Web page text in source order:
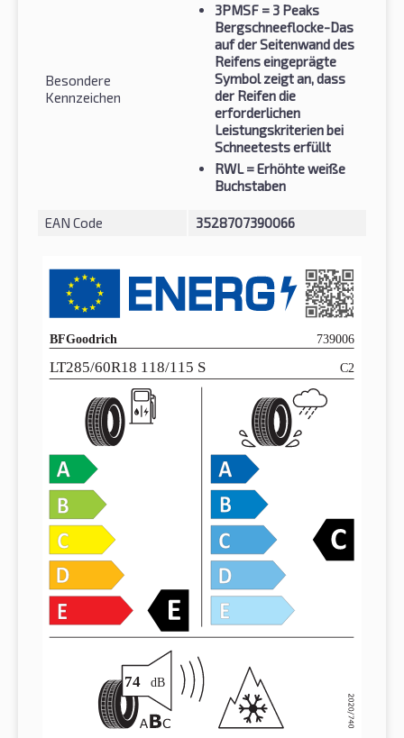
Besondere
Kennzeichen
3PMSF = 3 Peaks
Bergschneeflocke-Das
auf der Seitenwand des
Reifens eingeprägte
Symbol zeigt an, dass
der Reifen die
erforderlichen
Leistungskriterien bei
Schneetests erfüllt
RWL= Erhöhte weiße
Buchstaben
EAN Code 3528707390066